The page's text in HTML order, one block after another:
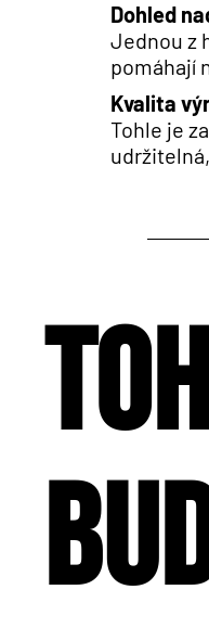
Dohled
Jednou z
pomáhají
Kvalita
Tohle je